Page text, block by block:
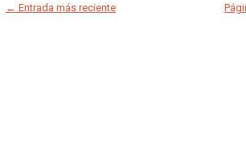
← Entrada más reciente